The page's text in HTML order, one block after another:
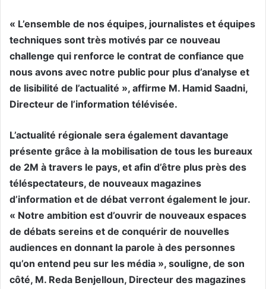
« L’ensemble de nos équipes, journalistes et équipes
techniques sont très motivés par ce nouveau
challenge qui renforce le contrat de confiance que
nous avons avec notre public pour plus d’analyse et
de lisibilité de l’actualité », affirme M. Hamid Saadni,
Directeur de l’information télévisée.
L’actualité régionale sera également davantage
présente grâce à la mobilisation de tous les bureaux
de 2M à travers le pays, et afin d’être plus près des
téléspectateurs, de nouveaux magazines
d’information et de débat verront également le jour.
« Notre ambition est d’ouvrir de nouveaux espaces
de débats sereins et de conquérir de nouvelles
audiences en donnant la parole à des personnes
qu’on entend peu sur les média », souligne, de son
côté, M. Reda Benjelloun, Directeur des magazines